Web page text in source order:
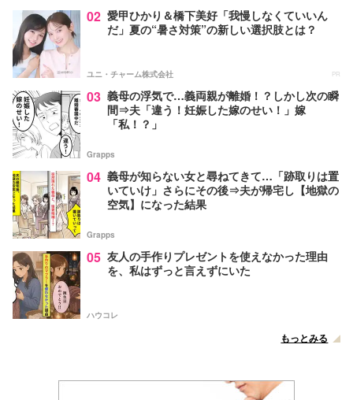
02 愛甲ひかり＆橋下美好「我慢しなくていいん
だ」夏の“暑さ対策”の新しい選択肢とは？
ユニ・チャーム株式会社 PR
03 義母の浮気で…義両親が離婚！？しかし次の瞬
間⇒夫「違う！妊娠した嫁のせい！」嫁
「私！？」
Grapps
04 義母が知らない女と尋ねてきて…「跡取りは置
いていけ」さらにその後⇒夫が帰宅し【地獄の
空気】になった結果
Grapps
05 友人の手作りプレゼントを使えなかった理由
を、私はずっと言えずにいた
ハウコレ
もっとみる